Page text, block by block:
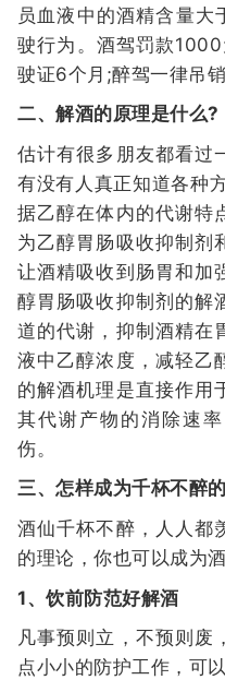
员血液中的酒精含量
驶行为。酒驾罚款
驶证6个月;醉驾一律吊
二、解酒的原理是什么?
估计有很多朋友都看过
有没有人真正知道各种
据乙醇在体内的代谢特
为乙醇胃肠吸收抑制剂
让酒精吸收到肠胃和加
醇胃肠吸收抑制剂的解
道的代谢，抑制酒精在
液中乙醇浓度，减轻乙
的解酒机理是直接作用
其代谢产物的消除速
伤。
三、怎样成为千杯不醉
酒仙千杯不醉，人人都
的理论，你也可以成为
1、饮前防范好解酒
凡事预则立，不预则废
点小小的防护工作，可